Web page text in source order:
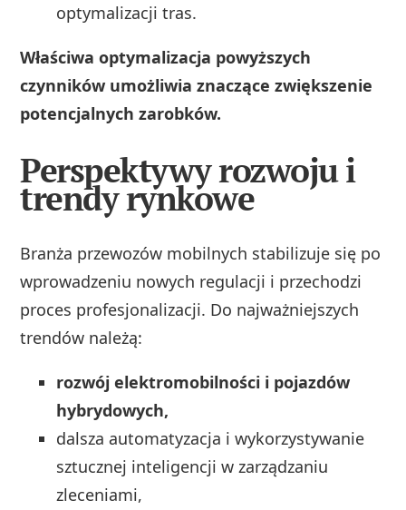
optymalizacji tras.
Właściwa optymalizacja powyższych
czynników umożliwia znaczące zwiększenie
potencjalnych zarobków.
Perspektywy rozwoju i
trendy rynkowe
Branża przewozów mobilnych stabilizuje się po
wprowadzeniu nowych regulacji i przechodzi
proces profesjonalizacji. Do najważniejszych
trendów należą:
rozwój elektromobilności i pojazdów
hybrydowych,
dalsza automatyzacja i wykorzystywanie
sztucznej inteligencji w zarządzaniu
zleceniami,